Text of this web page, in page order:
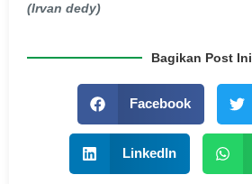
(Irvan dedy)
Bagikan Post Ini
Facebook
LinkedIn